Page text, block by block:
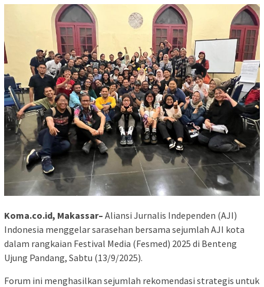
Koma.co.id, Makassar– Aliansi Jurnalis Independen (AJI)
Indonesia menggelar sarasehan bersama sejumlah AJI kota
dalam rangkaian Festival Media (Fesmed) 2025 di Benteng
Ujung Pandang, Sabtu (13/9/2025).
Forum ini menghasilkan sejumlah rekomendasi strategis untuk